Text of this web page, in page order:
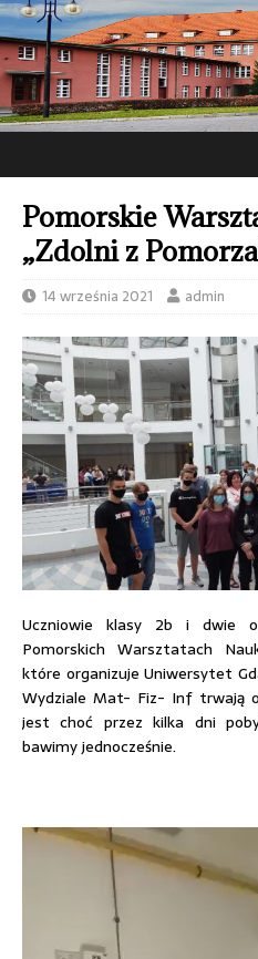
Pomorskie
„Zdolni z
14 września 2021 admin
Uczniowie klasy 2b i dwie
Pomorskich Warsztatach
które organizuje Uniwersytet
Wydziale Mat- Fiz- Inf trwają
jest choć przez kilka dni
bawimy jednocześnie.
Odtwarzacz